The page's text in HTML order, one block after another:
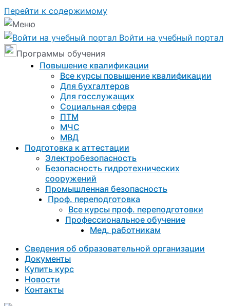
Перейти к содержимому
Войти на учебный портал
Программы обучения
Повышение квалификации
Все курсы повышение квалификации
Для бухгалтеров
Для госслужащих
Социальная сфера
ПТМ
МЧС
МВД
Подготовка к aттестации
Электробезопасность
Безопасность гидротехнических
сооружений
Промышленная безопасность
Проф. переподготовка
Все курсы проф. переподготовки
Профессиональное обучение
Мед. работникам
Сведения об образовательной организации
Документы
Купить курс
Новости
Контакты